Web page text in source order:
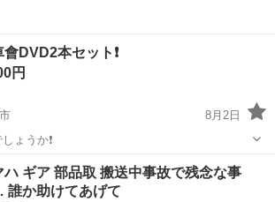
會DVD2本セット❗️
円
8月2日
ょうか❗️
カワサキ 旧車會
ハ ギア 部品取 搬送中事故で残念な事
誰か助けてあげて